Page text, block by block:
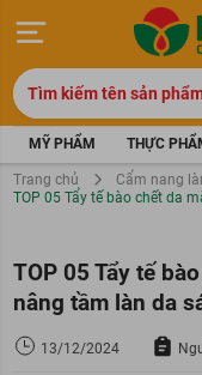
MỸ PHẨM THỰC
Trang chủ
Cẩm nang
TOP 05 Tẩy tế bào chết da
TOP 05 Tẩy tế
nâng tầm làn da
13/12/2024